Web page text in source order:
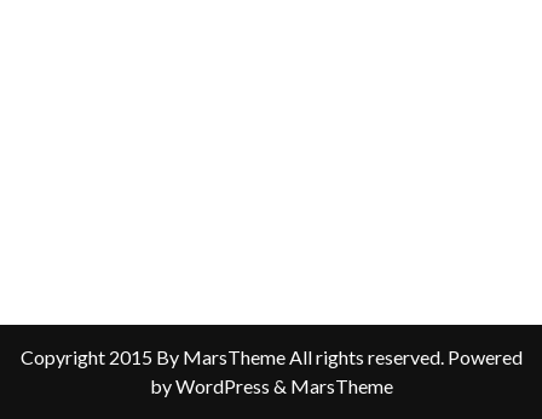
Copyright 2015 By MarsTheme All rights reserved. Powered
by WordPress & MarsTheme